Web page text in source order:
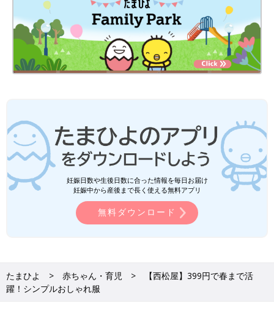
妊娠日数や生後日数に合った情報を毎日お届け
妊娠中から産後まで長く使える無料アプリ
無料ダウンロード
たまひよ 赤ちゃん・育児
【西松屋】399円で春まで活
躍！シンプルおしゃれ服